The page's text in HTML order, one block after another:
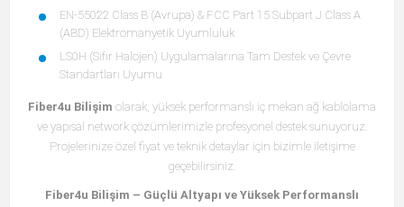
EN-55022 Class B (Avrupa) & FCC Part 15 Subpart J Class A
(ABD) Elektromanyetik Uyumluluk
LS0H (Sıfır Halojen) Uygulamalarına Tam Destek ve Çevre
Standartları Uyumu
Fiber4u Bilişim olarak, yüksek performanslı iç mekan ağ kablolama
ve yapısal network çözümlerimizle profesyonel destek sunuyoruz.
Projelerinize özel fiyat ve teknik detaylar için bizimle iletişime
geçebilirsiniz.
Fiber4u Bilişim – Güçlü Altyapı ve Yüksek Performanslı